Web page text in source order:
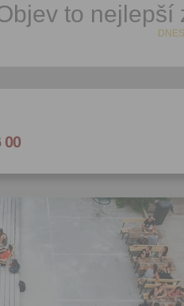
to nejlepší
DNES
00